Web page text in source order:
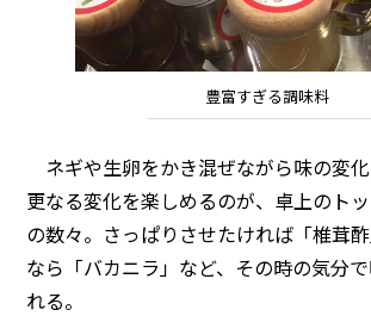
豊富すぎる調味料
ネギや生卵をかき混ぜながら味の変化
更なる変化を楽しめるのが、卓上のト
の数々。さっぱりさせたければ「椎茸
なら「バカニラ」など、その時の気分
れる。